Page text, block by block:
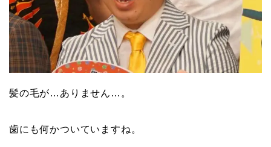
髪の毛が…ありません…。
歯にも何かついていますね。